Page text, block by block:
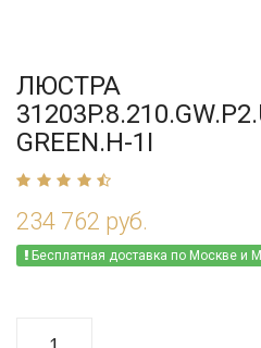
ЛЮСТРА
GREEN.H-1I
234 762 руб.
Бесплатная доставка по Москве и